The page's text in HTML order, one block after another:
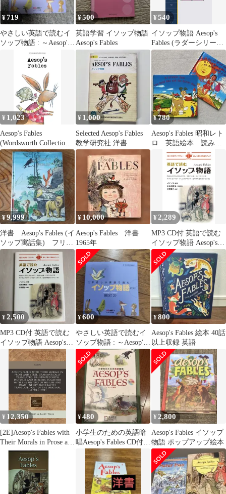
¥719
やさしい英語で読むイ
ソップ物語 : ～Aesop's
Fables～BEST …
¥500
英語学習 イソップ物語
Aesop's Fables
¥540
イソップ物語 Aesop's
Fables (ラダーシリーズ
Level 1)／イソップ
¥ 1,023
Aesop's Fables
(Wordsworth Collection)
[ペーパーバック]
Aesop; Rackham，
Arthur
¥ 1,000
Selected Aesop's Fables
教学研究社 洋書
¥780
Aesop's Fables 昭和レト
ロ 英語絵本 読み聞
かせ ヴィンテージ洋
¥9,999
洋書 Aesop's Fables (イ
ソップ寓話集) フリッ
ツ・クレデル
¥ 10,000
Aesop's Fables 洋書
1965年
¥ 2,289
MP3 CD付 英語で読む
イソップ物語 Aesop's
Fables【日英対訳】
(IBC対訳ライブラリー)
[単行本（ソフトカバ
ー）] イソップ? 出水田
隆文; 宇野 葉子
¥2,500
MP3 CD付 英語で読む
イソップ物語 Aesop's
Fables【日英対訳】
(IBC対訳ライブラリー)
¥600
やさしい英語で読むイ
ソップ物語 : ～Aesop's
Fables～BEST …
¥800
Aesop's Fables 絵本 40話
以上収録 英語
¥ 12,350
[2E]Aesop's Fables with
Their Morals in Prose and
Verse Grammatically
Translated Illustrated
with Pictures and
Emblems: Together w
¥480
小学生のための英語暗
唱Aesop's Fables CD付
馬渕教室教材
¥ 2,800
Aesop's Fables イソップ
物語 ポップアップ絵本